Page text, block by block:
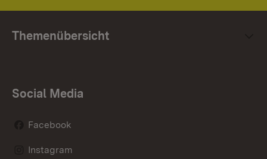
Themenübersicht
Social Media
Facebook
Instagram